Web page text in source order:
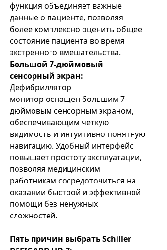
функция объединяет важные
данные о пациенте, позволяя
более комплексно оценить общее
состояние пациента во время
экстренного вмешательства.
Большой 7-дюймовый
сенсорный экран:
Дефибриллятор
монитор оснащен большим 7-
дюймовым сенсорным экраном,
обеспечивающим четкую
видимость и интуитивно понятную
навигацию. Удобный интерфейс
повышает простоту эксплуатации,
позволяя медицинским
работникам сосредоточиться на
оказании быстрой и эффективной
помощи без ненужных
сложностей.
Пять причин выбрать Schiller